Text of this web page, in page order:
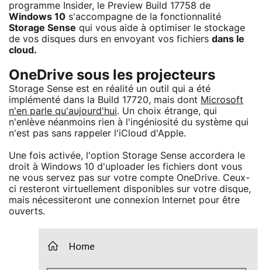
programme Insider, le Preview Build 17758 de
Windows 10 s'accompagne de la fonctionnalité
Storage Sense qui vous aide à optimiser le stockage
de vos disques durs en envoyant vos fichiers dans le
cloud.
OneDrive sous les projecteurs
Storage Sense est en réalité un outil qui a été
implémenté dans la Build 17720, mais dont Microsoft
n'en parle qu'aujourd'hui. Un choix étrange, qui
n'enlève néanmoins rien à l'ingéniosité du système qui
n'est pas sans rappeler l'iCloud d'Apple.
Une fois activée, l'option Storage Sense accordera le
droit à Windows 10 d'uploader les fichiers dont vous
ne vous servez pas sur votre compte OneDrive. Ceux-
ci resteront virtuellement disponibles sur votre disque,
mais nécessiteront une connexion Internet pour être
ouverts.